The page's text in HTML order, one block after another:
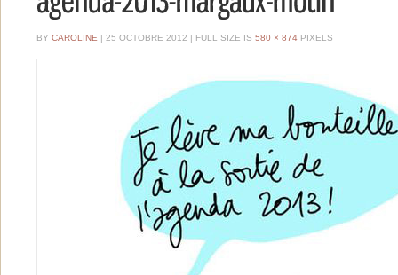
BY CAROLINE | 25 OCTOBRE 2012 | FULL SIZE IS 580 × 874 PIXELS